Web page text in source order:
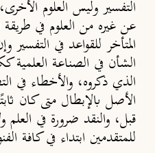
التفسير وليس العلوم
عن غيره من العلوم في طريقة
المتأخر للقواعد في
الشأن في الصناعة العلمية
الذي ذكروه، والأخطاء في
الأصل بالإبطال متى كان ثابت
قبل، والنقد ضرورة في
للمتقدمين ابتداء في كافة